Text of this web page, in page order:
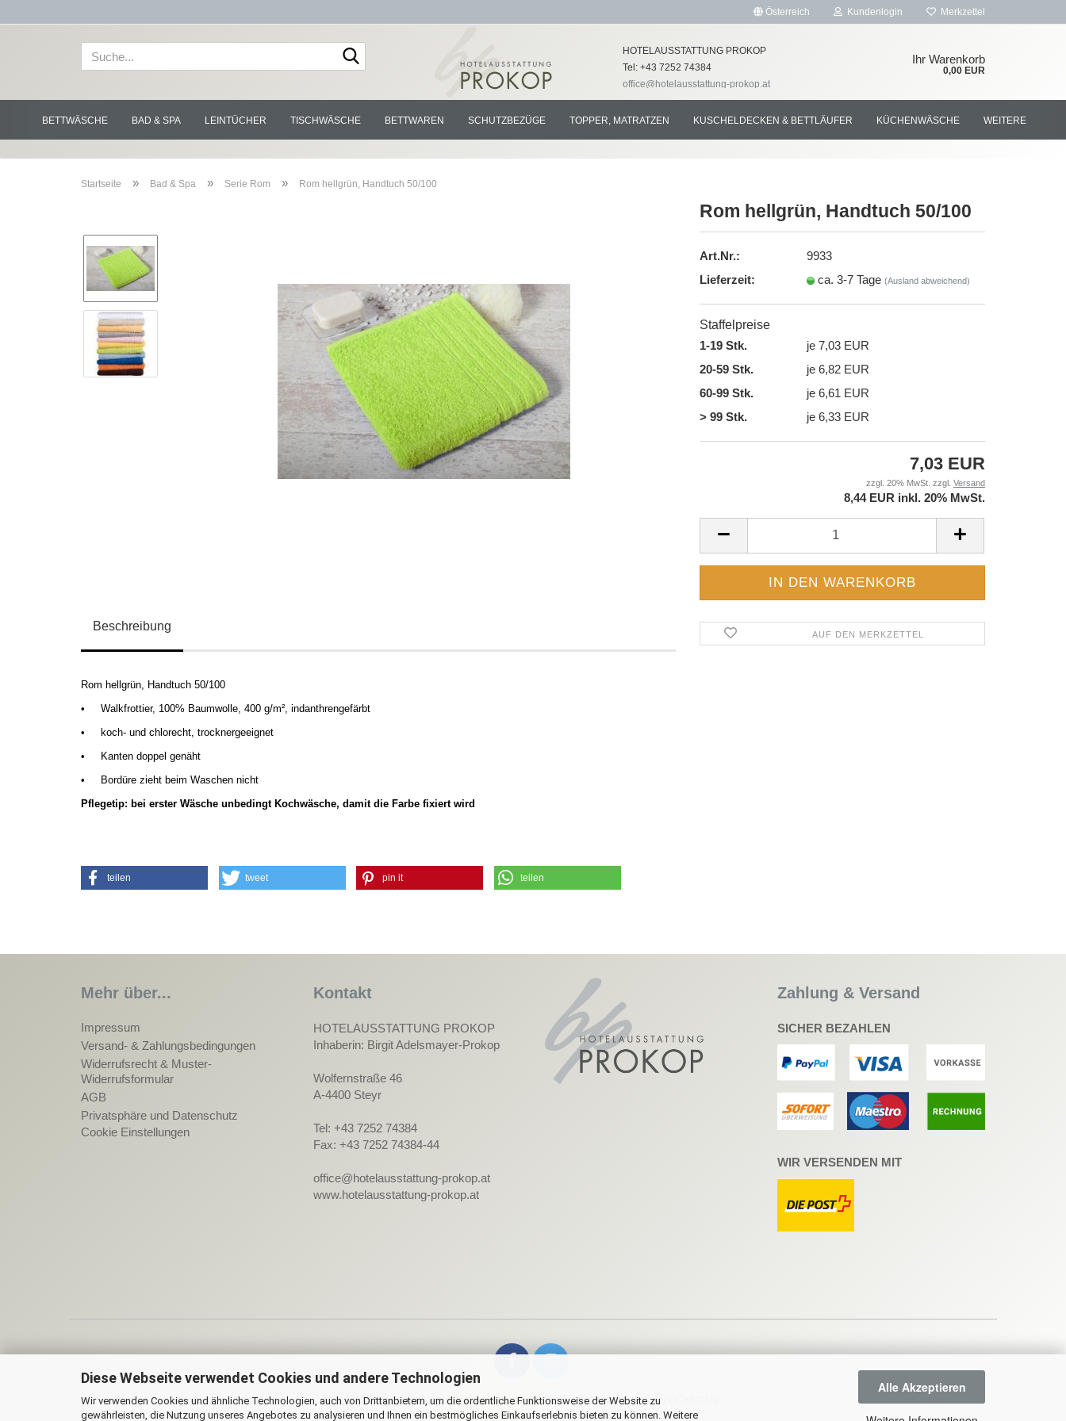
Diese Webseite verwendet Cookies und andere Technologien
Wir verwenden Cookies und ähnliche Technologien, auch von Drittanbietern, um die ordentliche Funktionsweise der Website zu
gewährleisten, die Nutzung unseres Angebotes zu analysieren und Ihnen ein bestmögliches Einkaufserlebnis bieten zu können. Weitere
Alle Akzeptieren
Österreich
Lieferland
Kundenlogin
Konto erstellen
Passwort vergessen?
Merkzettel
HOTELAUSSTATTUNG PROKOP
Tel: +43 7252 74384
office@hotelausstattung-prokop.at
Ihr Warenkorb
0,00 EUR
BETTWÄSCHE BAD & SPA LEINTÜCHER TISCHWÄSCHE BETTWAREN SCHUTZBEZÜGE TOPPER, MATRATZEN KUSCHELDECKEN & BETTLÄUFER KÜCHENWÄSCHE WEITERE
Startseite » Bad & Spa » Serie Rom » Rom hellgrün, Handtuch 50/100
Rom hellgrün, Handtuch 50/100
Art.Nr.:
9933
Lieferzeit:
ca. 3-7 Tage (Ausland abweichend)
Staffelpreise
1-19 Stk.
je 7,03 EUR
20-59 Stk.
je 6,82 EUR
60-99 Stk.
je 6,61 EUR
> 99 Stk.
je 6,33 EUR
7,03 EUR
zzgl. 20% MwSt. zzgl. Versand
8,44 EUR inkl. 20% MwSt.
AUF DEN MERKZETTEL
Beschreibung
Rom hellgrün, Handtuch 50/100
•
Walkfrottier, 100% Baumwolle, 400 g/m², indanthrengefärbt
•
koch- und chlorecht, trocknergeeignet
•
Kanten doppel genäht
•
Bordüre zieht beim Waschen nicht
Pflegetip: bei erster Wäsche unbedingt Kochwäsche, damit die Farbe fixiert wird
teilen tweet pin it teilen
Mehr über...
Impressum
Versand- & Zahlungsbedingungen
Widerrufsrecht & Muster-
Widerrufsformular
AGB
Privatsphäre und Datenschutz
Cookie Einstellungen
Kontakt
HOTELAUSSTATTUNG PROKOP
Inhaberin: Birgit Adelsmayer-Prokop
Wolfernstraße 46
A-4400 Steyr
Tel: +43 7252 74384
Fax: +43 7252 74384-44
office@hotelausstattung-prokop.at
www.hotelausstattung-prokop.at
Zahlung & Versand
SICHER BEZAHLEN
WIR VERSENDEN MIT
Onlineshop Softwareby Gambio.de © 2021 | Template von JungCreative
Alle Preise inkl. MwSt. & zzgl. Versandkosten